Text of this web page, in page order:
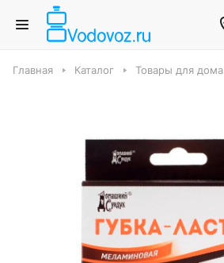
Главная Каталог Товары для дома